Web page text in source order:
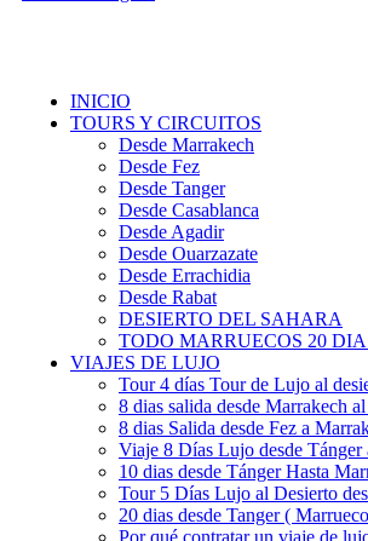
INICIO
TOURS Y CIRCUITOS
Desde Marrakech
Desde Fez
Desde Tanger
Desde Casablanca
Desde Agadir
Desde Ouarzazate
Desde Errachidia
Desde Rabat
DESIERTO DEL SAHARA
TODO MARRUECOS 20
VIAJES DE LUJO
Tour 4 días Tour de Lujo al
8 dias salida desde Marrakech
8 dias Salida desde Fez a
Viaje 8 Días Lujo desde Tánger
10 dias desde Tánger Hasta
Tour 5 Días Lujo al Desierto
20 dias desde Tanger (
Por qué contratar un viaje de